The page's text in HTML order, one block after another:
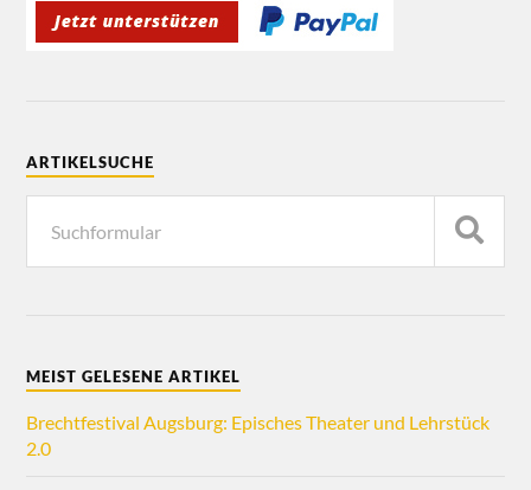
ARTIKELSUCHE
MEIST GELESENE ARTIKEL
Brechtfestival Augsburg: Episches Theater und Lehrstück
2.0